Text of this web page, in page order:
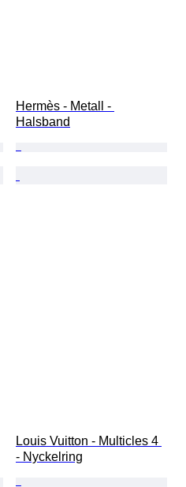
Hermès - Metall -
Halsband
Louis Vuitton - Multicles 4
- Nyckelring